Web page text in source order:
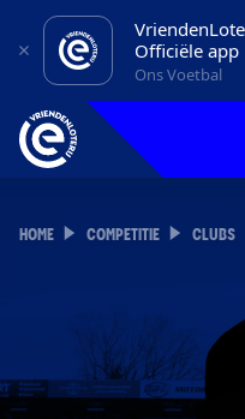
Officiële app
Ons Voetbal
HOME COMPETITIE CLUBS